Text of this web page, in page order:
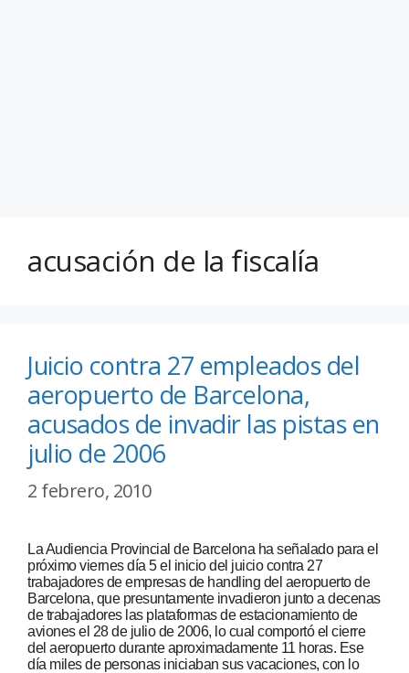
acusación de la fiscalía
Juicio contra 27 empleados del
aeropuerto de Barcelona,
acusados de invadir las pistas en
julio de 2006
2 febrero, 2010
La Audiencia Provincial de Barcelona ha señalado para el
próximo viernes día 5 el inicio del juicio contra 27
trabajadores de empresas de handling del aeropuerto de
Barcelona, que presuntamente invadieron junto a decenas
de trabajadores las plataformas de estacionamiento de
aviones el 28 de julio de 2006, lo cual comportó el cierre
del aeropuerto durante aproximadamente 11 horas. Ese
día miles de personas iniciaban sus vacaciones, con lo